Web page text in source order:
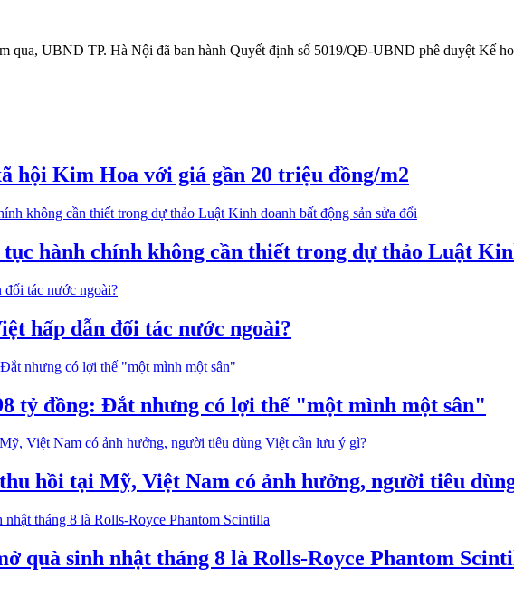
qua, UBND TP. Hà Nội đã ban hành Quyết định số 5019/QĐ-UBND phê duyệt Kế
hội Kim Hoa với giá gần 20 triệu đồng/m2
hành chính không cần thiết trong dự thảo Luật
hấp dẫn đối tác nước ngoài?
tỷ đồng: Đắt nhưng có lợi thế "một mình một sân"
hồi tại Mỹ, Việt Nam có ảnh hưởng, người tiêu
quà sinh nhật tháng 8 là Rolls-Royce Phantom